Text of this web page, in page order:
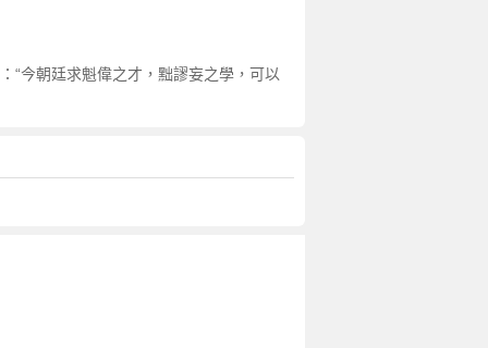
“今朝廷求魁偉之才，黜謬妄之學，可以